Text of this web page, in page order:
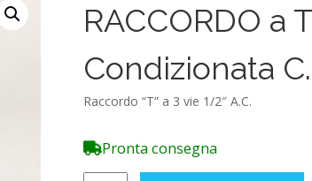
RACCORDO a
Condizionata
Raccordo “T” a 3 vie 1/2″ A.C.
Pronta consegna